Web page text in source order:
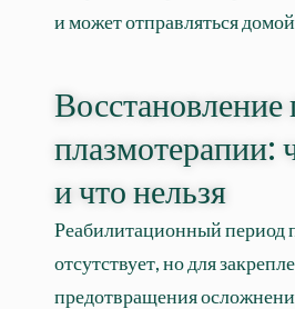
и может отправляться
Восстановление
плазмотерапии:
и что нельзя
Реабилитационный период
отсутствует, но для
предотвращения